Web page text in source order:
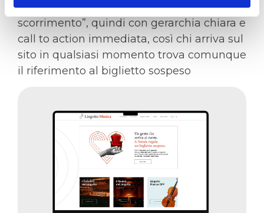
Pensato per essere letto anche “a
scorrimento”, quindi con gerarchia chiara e
call to action immediata, così chi arriva sul
sito in qualsiasi momento trova comunque
il riferimento al biglietto sospeso